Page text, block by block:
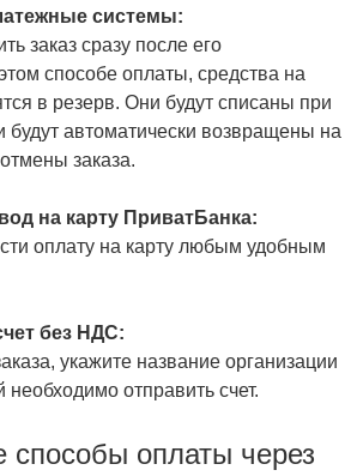
системы:
заказ сразу после его
способе оплаты, средства на
в резерв. Они будут списаны при
будут автоматически возвращены на
заказа.
на карту ПриватБанка:
оплату на карту любым удобным
без НДС:
укажите название организации
отправить счет.
способы оплаты через